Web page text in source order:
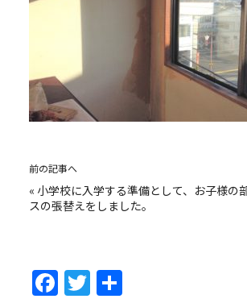
前の記事へ
« 小学校に入学する準備として、お子様の
スの張替えをしました。
F T